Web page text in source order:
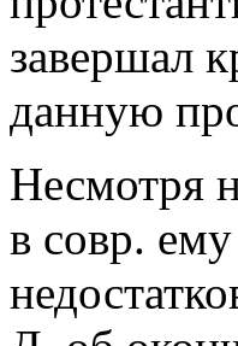
завершал
данную
Несмотря
в совр.